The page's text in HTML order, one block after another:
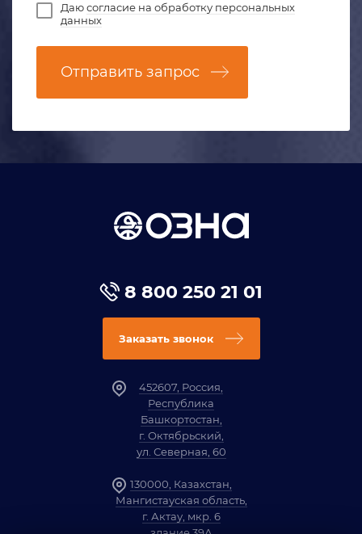
Даюсогласие на обработку персональных
данных
Отправить запрос
8 800 250 21 01
Заказать звонок
452607, Россия,
Республика
Башкортостан,
г. Октябрьский,
ул. Северная, 60
130000, Казахстан,
Мангистауская область,
г. Актау, мкр. 6